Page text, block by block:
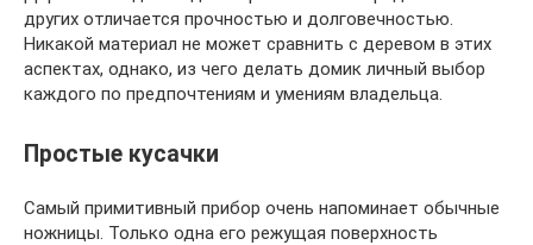
других отличается прочностью и долговечностью.
Никакой материал не может сравнить с деревом в этих
аспектах, однако, из чего делать домик личный выбор
каждого по предпочтениям и умениям владельца.
Простые кусачки
Самый примитивный прибор очень напоминает обычные
ножницы. Только одна его режущая поверхность